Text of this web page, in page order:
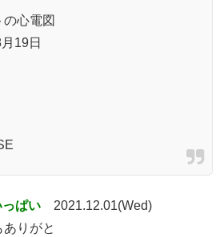
心電図
19日
ぱい
2021.12.01(Wed)
りがと